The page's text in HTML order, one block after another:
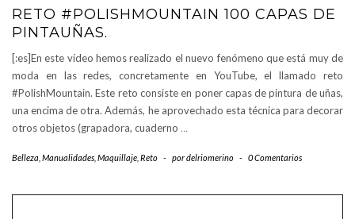
RETO #POLISHMOUNTAIN 100 CAPAS DE
PINTAUÑAS.
[:es]En este vídeo hemos realizado el nuevo fenómeno que está muy de
moda en las redes, concretamente en YouTube, el llamado reto
#PolishMountain. Este reto consiste en poner capas de pintura de uñas,
una encima de otra. Además, he aprovechado esta técnica para decorar
otros objetos (grapadora, cuaderno …
Belleza Manualidades Maquillaje Reto - pordelriomerino - 0 Comentarios